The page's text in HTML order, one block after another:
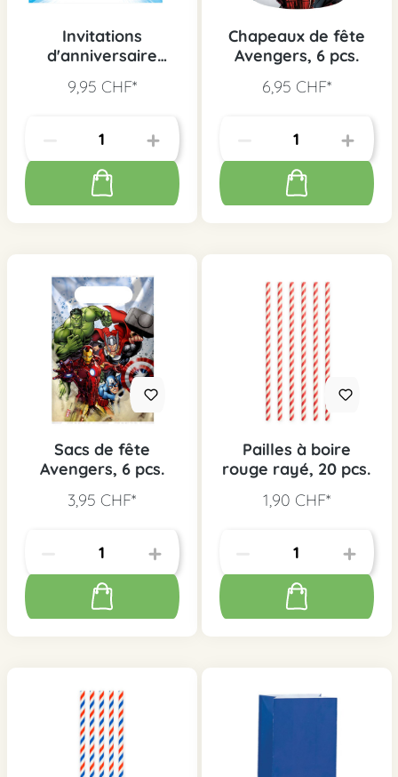
Invitations
d'anniversaire
9,95 CHF*
Chapeaux de fête
Avengers, 6 pcs.
6,95 CHF*
Sacs de fête
Avengers, 6 pcs.
3,95 CHF*
Pailles à boire
rouge rayé, 20 pcs.
1,90 CHF*